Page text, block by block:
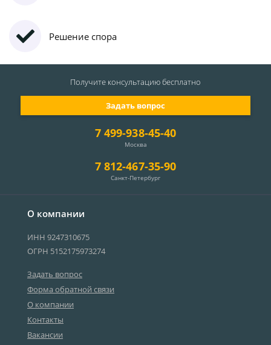
Решение спора
О компании
ИНН 9247310675
ОГРН 5152175973274
Задать вопрос
Форма обратной связи
О компании
Контакты
Вакансии
7 499-938-45-40
Москва
7 812-467-35-90
Санкт-Петербург
Задать вопрос
Получите консультациюбесплатно